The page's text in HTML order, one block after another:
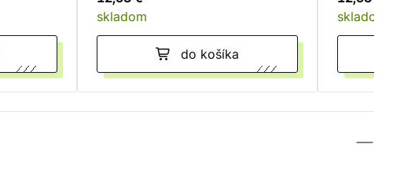
skladom
do košíka
skladom